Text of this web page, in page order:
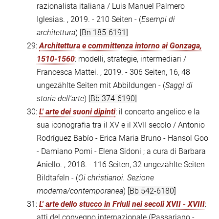
razionalista italiana / Luis Manuel Palmero
Iglesias. , 2019. - 210 Seiten - (Esempi di
architettura) [Bn 185-6191]
29:Architettura e committenza intorno ai Gonzaga,
1510-1560: modelli, strategie, intermediari /
Francesca Mattei. , 2019. - 306 Seiten, 16, 48
ungezählte Seiten mit Abbildungen - (Saggi di
storia dell'arte) [Bb 374-6190]
30: L' arte dei suoni dipinti: il concerto angelico e la
sua iconografia tra il XV e il XVII secolo / Antonio
Rodríguez Babío - Erica Maria Bruno - Hansol Goo
- Damiano Pomi - Elena Sidoni ; a cura di Barbara
Aniello. , 2018. - 116 Seiten, 32 ungezählte Seiten
Bildtafeln - (Oi christianoi. Sezione
moderna/contemporanea) [Bb 542-6180]
31: L' arte dello stucco in Friuli nei secoli XVII - XVIII: